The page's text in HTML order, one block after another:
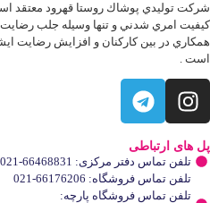
شركت توليدي پوشاك روستا قهرود معتقد
كيفيت امري شدني و تنها وسيله جلب رضايت
همكاري در بين كاركنان و افزايش رضايت
است .
پل های ارتباطی
تلفن تماس دفتر مرکزی: 66468831-021
تلفن تماس فروشگاه: 66176206-021
تلفن تماس فروشگاه پارچه: